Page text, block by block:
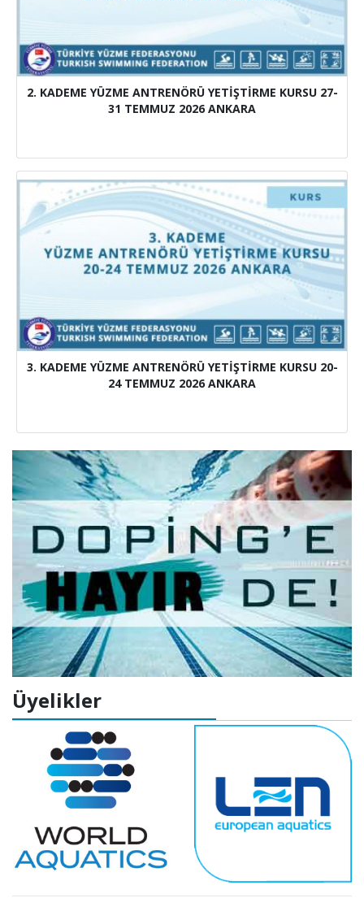
2. KADEME YÜZME ANTRENÖRÜ YETİŞTİRME KURSU 27-
31 TEMMUZ 2026 ANKARA
3. KADEME YÜZME ANTRENÖRÜ YETİŞTİRME KURSU 20-
24 TEMMUZ 2026 ANKARA
Üyelikler